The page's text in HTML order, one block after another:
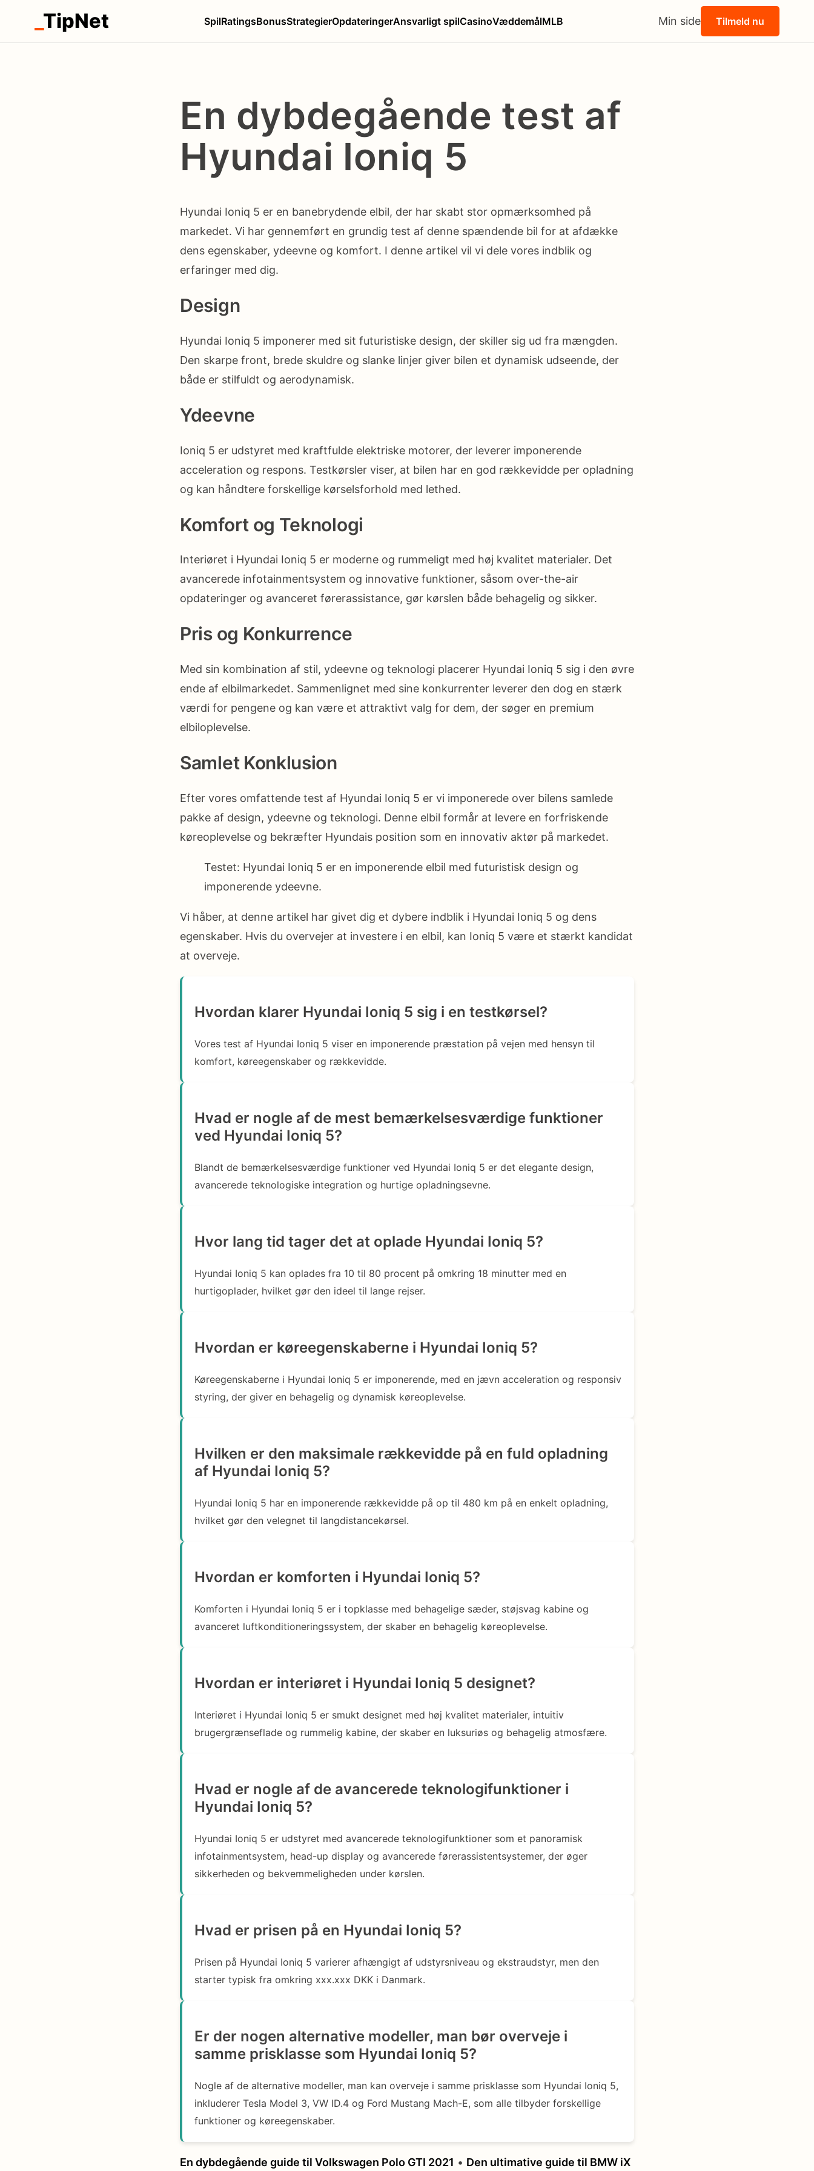
TipNet SpilRatingsBonusStrategierOpdateringerAnsvarligt spilCasinoVæddemålMLB Min side Tilmeld nu
En dybdegående test af
Hyundai Ioniq 5
Hyundai Ioniq 5 er en banebrydende elbil, der har skabt stor opmærksomhed på
markedet. Vi har gennemført en grundig test af denne spændende bil for at afdække
dens egenskaber, ydeevne og komfort. I denne artikel vil vi dele vores indblik og
erfaringer med dig.
Design
Hyundai Ioniq 5 imponerer med sit futuristiske design, der skiller sig ud fra mængden.
Den skarpe front, brede skuldre og slanke linjer giver bilen et dynamisk udseende, der
både er stilfuldt og aerodynamisk.
Ydeevne
Ioniq 5 er udstyret med kraftfulde elektriske motorer, der leverer imponerende
acceleration og respons. Testkørsler viser, at bilen har en god rækkevidde per opladning
og kan håndtere forskellige kørselsforhold med lethed.
Komfort og Teknologi
Interiøret i Hyundai Ioniq 5 er moderne og rummeligt med høj kvalitet materialer. Det
avancerede infotainmentsystem og innovative funktioner, såsom over-the-air
opdateringer og avanceret førerassistance, gør kørslen både behagelig og sikker.
Pris og Konkurrence
Med sin kombination af stil, ydeevne og teknologi placerer Hyundai Ioniq 5 sig i den øvre
ende af elbilmarkedet. Sammenlignet med sine konkurrenter leverer den dog en stærk
værdi for pengene og kan være et attraktivt valg for dem, der søger en premium
elbiloplevelse.
Samlet Konklusion
Efter vores omfattende test af Hyundai Ioniq 5 er vi imponerede over bilens samlede
pakke af design, ydeevne og teknologi. Denne elbil formår at levere en forfriskende
køreoplevelse og bekræfter Hyundais position som en innovativ aktør på markedet.
Testet: Hyundai Ioniq 5 er en imponerende elbil med futuristisk design og
imponerende ydeevne.
Vi håber, at denne artikel har givet dig et dybere indblik i Hyundai Ioniq 5 og dens
egenskaber. Hvis du overvejer at investere i en elbil, kan Ioniq 5 være et stærkt kandidat
at overveje.
Hvordan klarer Hyundai Ioniq 5 sig i en testkørsel?
Vores test af Hyundai Ioniq 5 viser en imponerende præstation på vejen med hensyn til
komfort, køreegenskaber og rækkevidde.
Hvad er nogle af de mest bemærkelsesværdige funktioner
ved Hyundai Ioniq 5?
Blandt de bemærkelsesværdige funktioner ved Hyundai Ioniq 5 er det elegante design,
avancerede teknologiske integration og hurtige opladningsevne.
Hvor lang tid tager det at oplade Hyundai Ioniq 5?
Hyundai Ioniq 5 kan oplades fra 10 til 80 procent på omkring 18 minutter med en
hurtigoplader, hvilket gør den ideel til lange rejser.
Hvordan er køreegenskaberne i Hyundai Ioniq 5?
Køreegenskaberne i Hyundai Ioniq 5 er imponerende, med en jævn acceleration og responsiv
styring, der giver en behagelig og dynamisk køreoplevelse.
Hvilken er den maksimale rækkevidde på en fuld opladning
af Hyundai Ioniq 5?
Hyundai Ioniq 5 har en imponerende rækkevidde på op til 480 km på en enkelt opladning,
hvilket gør den velegnet til langdistancekørsel.
Hvordan er komforten i Hyundai Ioniq 5?
Komforten i Hyundai Ioniq 5 er i topklasse med behagelige sæder, støjsvag kabine og
avanceret luftkonditioneringssystem, der skaber en behagelig køreoplevelse.
Hvordan er interiøret i Hyundai Ioniq 5 designet?
Interiøret i Hyundai Ioniq 5 er smukt designet med høj kvalitet materialer, intuitiv
brugergrænseflade og rummelig kabine, der skaber en luksuriøs og behagelig atmosfære.
Hvad er nogle af de avancerede teknologifunktioner i
Hyundai Ioniq 5?
Hyundai Ioniq 5 er udstyret med avancerede teknologifunktioner som et panoramisk
infotainmentsystem, head-up display og avancerede førerassistentsystemer, der øger
sikkerheden og bekvemmeligheden under kørslen.
Hvad er prisen på en Hyundai Ioniq 5?
Prisen på Hyundai Ioniq 5 varierer afhængigt af udstyrsniveau og ekstraudstyr, men den
starter typisk fra omkring xxx.xxx DKK i Danmark.
Er der nogen alternative modeller, man bør overveje i
samme prisklasse som Hyundai Ioniq 5?
Nogle af de alternative modeller, man kan overveje i samme prisklasse som Hyundai Ioniq 5,
inkluderer Tesla Model 3, VW ID.4 og Ford Mustang Mach-E, som alle tilbyder forskellige
funktioner og køreegenskaber.
En dybdegående guide til Volkswagen Polo GTI 2021 • Den ultimative guide til BMW iX